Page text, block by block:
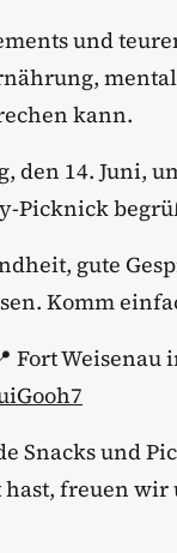
und
kann.
den 14. Juni,
Picknick
gute
Komm
Fort
Snacks und
hast, freuen